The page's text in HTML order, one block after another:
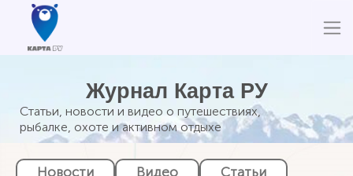
Журнал Карта РУ
Статьи, новости и видео о путешествиях,
рыбалке, охоте и активном отдыхе
Новости Видео
Статьи